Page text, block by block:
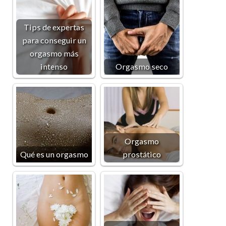
Tips de expertas
para conseguir un
orgasmo más
intenso
Orgasmo seco
Qué es un orgasmo
Orgasmo
prostático